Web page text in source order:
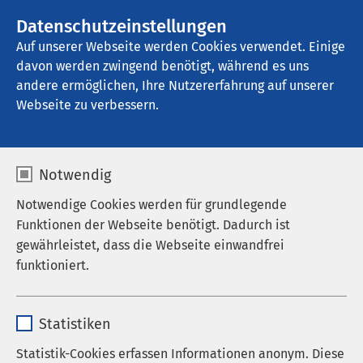
Datenschutzeinstellungen
Auf unserer Webseite werden Cookies verwendet. Einige
davon werden zwingend benötigt, während es uns
andere ermöglichen, Ihre Nutzererfahrung auf unserer
Webseite zu verbessern.
Notwendig
Notwendige Cookies werden für grundlegende
Funktionen der Webseite benötigt. Dadurch ist
gewährleistet, dass die Webseite einwandfrei
funktioniert.
Anbieter sgalinski
Statistiken
Statistik-Cookies erfassen Informationen anonym. Diese
AMEOS Klinikum Hildesheim